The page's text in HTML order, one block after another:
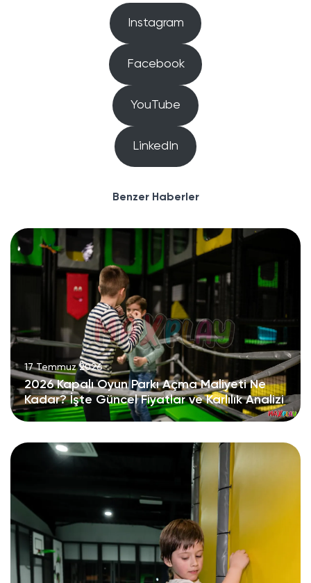
Instagram
Facebook
YouTube
LinkedIn
Benzer Haberler
17 Temmuz 2026
2026 Kapalı Oyun Parkı Açma Maliyeti Ne
Kadar? İşte Güncel Fiyatlar ve Karlılık Analizi